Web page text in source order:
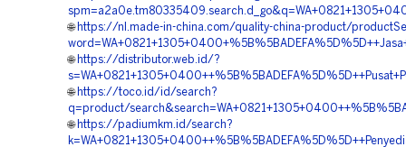
🌐 https://nl.made-in-china.com/quality-china-product/
🌐 https://distributor.web.id/?
🌐 https://toco.id/id/search?
q=product/
🌐 https://padiumkm.id/search?